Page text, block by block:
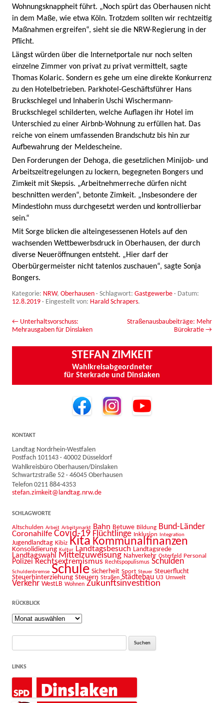
Wohnungsknappheit führt. „Noch spürt das Oberhausen nicht
in dem Maße, wie etwa Köln. Trotzdem sollten wir rechtzeitig
Maßnahmen ergreifen“, sieht sie die NRW-Regierung in der
Pflicht.
Längst würden über die Internetportale nur noch selten
einzelne Zimmer von privat zu privat vermittelt, sagte
Thomas Kolaric. Sondern es gehe um eine direkte Konkurrenz
zu den Hotelbetrieben. Parkhotel-Geschäftsführer Hans
Bruckschlegel und Inhaberin Uschi Wischermann-
Bruckschlegel schilderten, welche Auflagen ihr Hotel im
Unterschied zu einer Airbnb-Wohnung zu erfüllen hat. Das
reiche von einem umfassenden Brandschutz bis hin zur
Aufbewahrung der Meldescheine.
Den Forderungen der Dehoga, die gesetzlichen Minijob- und
Arbeitszeitregelungen zu lockern, begegneten Bongers und
Zimkeit mit Skepsis. „Arbeitnehmerreche dürfen nicht
beschnitten werden“, betonte Zimkeit. „Insbesondere der
Mindestlohn muss durchgesetzt werden und kontrollierbar
sein.“
Mit Sorge blicken die alteingesessenen Hotels auf den
wachsenden Wettbewerbsdruck in Oberhausen, der durch
diverse Neueröffnungen entsteht. „Hier darf der
Oberbürgermeister nicht tatenlos zuschauen“, sagte Sonja
Bongers.
Kategorie: NRW, Oberhausen · Schlagwort: Gastgewerbe · Datum:
12.8.2019 · Eingestellt von: Harald Schrapers.
Beitrags-Navigation
← Unterhaltsvorschuss:
Mehrausgaben für Dinslaken
Straßenausbaubeiträge: Mehr
Bürokratie →
STEFAN ZIMKEIT
Wahlkreisabgeordneter
für Sterkrade und Dinslaken
KONTAKT
Landtag Nordrhein-Westfalen
Postfach 101143 · 40002 Düsseldorf
Wahlkreisbüro Oberhausen/Dinslaken
Schwartzstraße 52 · 46045 Oberhausen
Telefon 0211 884-4353
stefan.zimkeit@landtag.nrw.de
SCHLAGWORTE
Altschulden Arbeit Arbeitsmarkt Bahn Betuwe Bildung Bund-Länder
Coronahilfe Covid-19 Flüchtlinge Inklusion Integration
Jugendlandtag Kibiz Kita Kommunalfinanzen
Konsolidierung Kultur Landtagsbesuch Landtagsrede
Landtagswahl Mittelzuweisung Nahverkehr Osterfeld Personal
Polizei Rechtsextremismus Rechtspopulismus Schulden
Schuldenbremse Schule Sicherheit Sport Steuer Steuerflucht
Steuerhinterziehung Steuern Straßen Städtebau U3 Umwelt
Verkehr WestLB Wohnen Zukunftsinvestition
RÜCKBLICK
Rückblick
Suche
LINKS